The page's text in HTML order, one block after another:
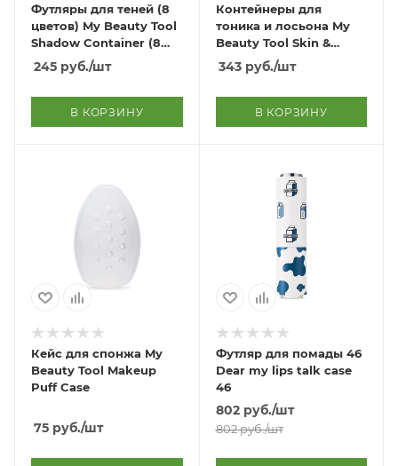
Футляры для теней (8
цветов) My Beauty Tool
Shadow Container (8
colors)
245 руб./шт
В КОРЗИНУ
Контейнеры для
тоника и лосьона My
Beauty Tool Skin &
Lotion Container
343руб./шт
В КОРЗИНУ
Кейс для спонжа My
Beauty Tool Makeup
Puff Case
75 руб./шт
Футляр для помады 46
Dear my lips talk case
46
802руб./шт
802руб./шт